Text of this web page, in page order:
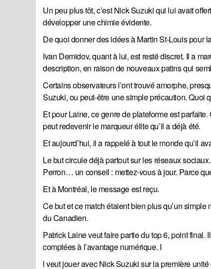
Un peu plus tôt, c’est Nick Suzuki qui lui avait
développer une chimie évidente.
De quoi donner des idées à Martin St-Louis pour
Ivan Demidov, quant à lui, est resté discret. Il a
description, en raison de nouveaux patins qui
Certains observateurs l’ont trouvé amorphe,
Suzuki, ou peut-être une simple précaution. Quoi
Et pour Laine, ce genre de plateforme est
peut redevenir le marqueur élite qu’il a déjà été.
Et aujourd’hui, il a rappelé à tout le monde qu’il
Le but circule déjà partout sur les réseaux
Perron… un conseil : mettez-vous à jour. Parce
Et à Montréal, le message est reçu.
Ce but et ce match étaient bien plus qu’un
du Canadien.
Patrick Laine veut faire partie du top 6, point final.
comptées à l’avantage numérique. I
l veut jouer avec Nick Suzuki sur la première